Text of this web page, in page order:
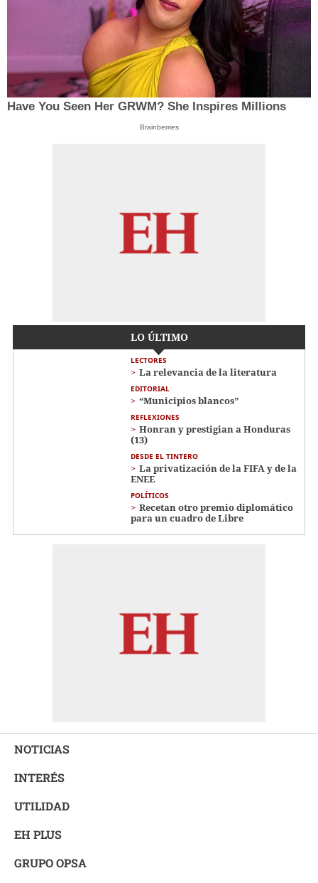
Have You Seen Her GRWM? She Inspires Millions
Brainberries
LO ÚLTIMO
LECTORES
La relevancia de la literatura
EDITORIAL
“Municipios blancos”
REFLEXIONES
Honran y prestigian a Honduras
(13)
DESDE EL TINTERO
La privatización de la FIFA y de la
ENEE
POLÍTICOS
Recetan otro premio diplomático
para un cuadro de Libre
NOTICIAS
INTERÉS
UTILIDAD
EH PLUS
GRUPO OPSA